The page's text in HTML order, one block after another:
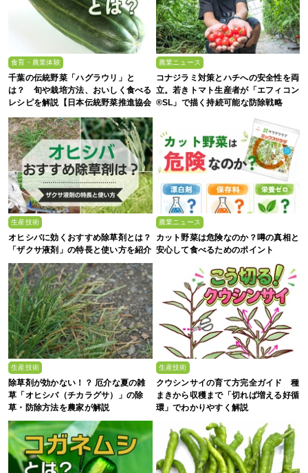
食育・農業体験
千葉の伝統野菜「ハグラウリ」と
は？ 旬や栽培方法、おいしく食べる
レシピを解説【日本伝統野菜推進協会
監修】
農業ニュース
コナジラミ対策とハチへの安全性を両
立。若きトマト生産者が「エフィコン
®SL」で描く持続可能な防除戦略
生産技術
オヒシバに効くおすすめ除草剤とは？
「ザクサ液剤」の特長と使い方を紹介
農業ニュース
カット野菜は危険なのか？噂の真相と
安心して食べるためのポイント
生産技術
除草剤が効かない！？ 厄介な夏の雑
草「オヒシバ（チカラグサ）」の除
草・防除方法を農家が解説
生産技術
クウシンサイの育て方完全ガイド 種
まきから収穫まで「切れば増える好循
環」でわかりやすく解説